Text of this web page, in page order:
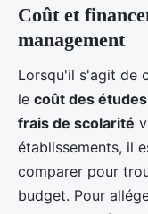
Coût et
management
Lorsqu'il s'agit de
le coût des études
frais de scolarité
établissements, il
comparer pour
budget. Pour